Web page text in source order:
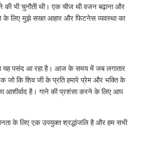
भी चुनौती थी। एक चीज थी वजन बढ़ाना और
के लिए मुझे सख्त आहार और फिटनेस व्यवस्था का
यह पसंद आ रहा है। आज के समय में जब लगातार
जो कि शिव जी के प्रति हमारे प्रेम और भक्ति के
आशीर्वाद है। गाने की प्रशंसा करने के लिए आप
के लिए एक उपयुक्त श्रद्धांजलि है और हम सभी